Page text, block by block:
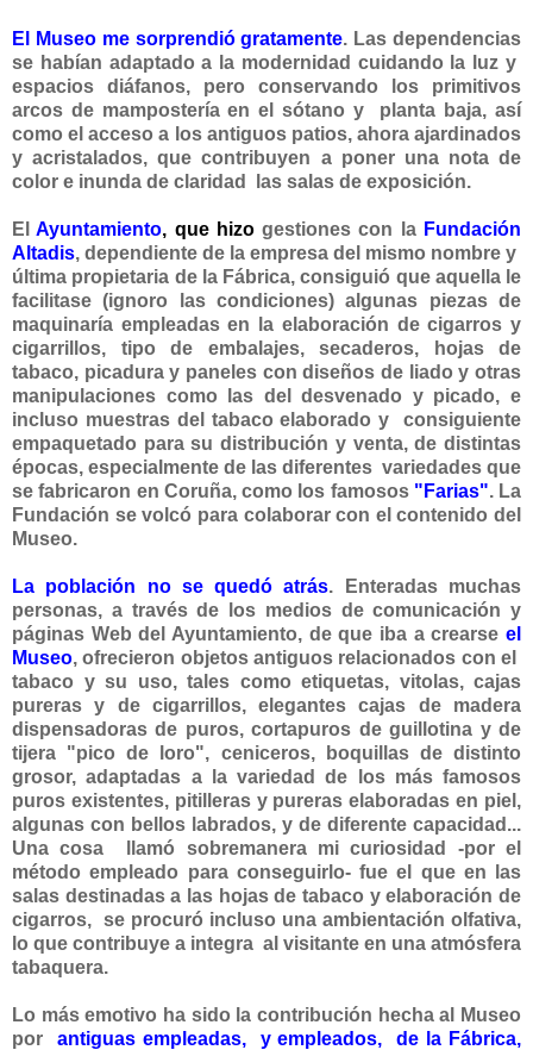
El Museo me sorprendió gratamente. Las dependencias
se habían adaptado a la modernidad cuidando la luz y
espacios diáfanos, pero conservando los primitivos
arcos de mampostería en el sótano y planta baja, así
como el acceso a los antiguos patios, ahora ajardinados
y acristalados, que contribuyen a poner una nota de
color e inunda de claridad las salas de exposición.
ElAyuntamiento, que hizogestiones con la Fundación
Altadis, dependiente de la empresa del mismo nombre y
última propietaria de la Fábrica, consiguió que aquella le
facilitase (ignoro las condiciones) algunas piezas de
maquinaría empleadas en la elaboración de cigarros y
cigarrillos, tipo de embalajes, secaderos,
hojas de
tabaco, picadura y paneles con diseños de liado y otras
manipulaciones como las del desvenado y picado, e
incluso muestras del tabaco elaborado y consiguiente
empaquetado para su distribución y venta, de distintas
épocas, especialmente de las diferentes variedades que
se fabricaron en Coruña, como los famosos "Farias". La
Fundación se volcó para colaborar con el contenido del
Museo.
La población no se quedó atrás. Enteradas muchas
personas, a través de los medios de comunicación y
páginas Web del Ayuntamiento, de que iba a crearse el
Museo, ofrecieron objetos antiguos relacionados con el
tabaco y su uso, tales como etiquetas, vitolas, cajas
pureras y de cigarrillos, elegantes cajas de madera
dispensadoras de puros, cortapuros de guillotina y de
tijera "pico de loro", ceniceros, boquillas de distinto
grosor, adaptadas a la variedad de los más famosos
puros existentes, pitilleras y pureras elaboradas en piel,
algunas con bellos labrados, y de diferente capacidad...
Una cosa llamó sobremanera mi curiosidad -por el
método empleado para conseguirlo- fue el que en las
salas destinadas a las hojas de tabaco y elaboración de
cigarros, se procuró incluso una ambientación olfativa,
lo que contribuye a integra al visitante en una atmósfera
tabaquera.
Lo más emotivo ha sido la contribución hecha al Museo
por antiguas empleadas, y empleados, de la Fábrica,